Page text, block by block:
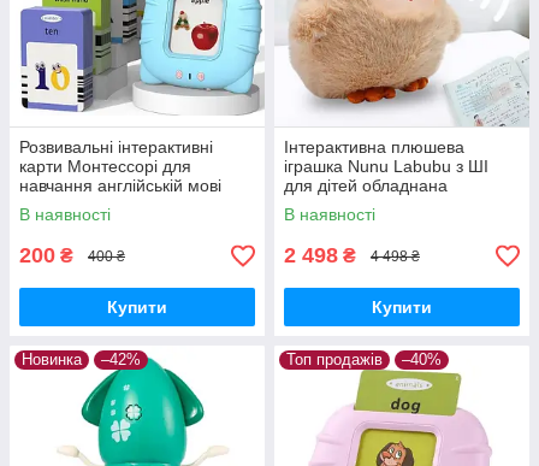
Розвивальні інтерактивні
карти Монтессорі для
навчання англійській мові
Блакитний
В наявності
200 ₴ 400 ₴
Купити
Інтерактивна плюшева
іграшка Nunu Labubu з ШІ
для дітей обладнана
світлодіодними очима та
здатністю адаптувати
поведінку
В наявності
2 498 ₴ 4 498 ₴
Купити
Новинка –42% Топ продажів –40%